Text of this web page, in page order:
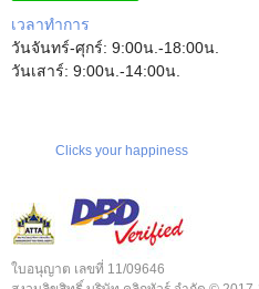
เวลาทำการ
วันจันทร์-ศุกร์: 9:00น.-18:00น.
วันเสาร์: 9:00น.-14:00น.
Clicks your happiness
ใบอนุญาต เลขที่ 11/09646